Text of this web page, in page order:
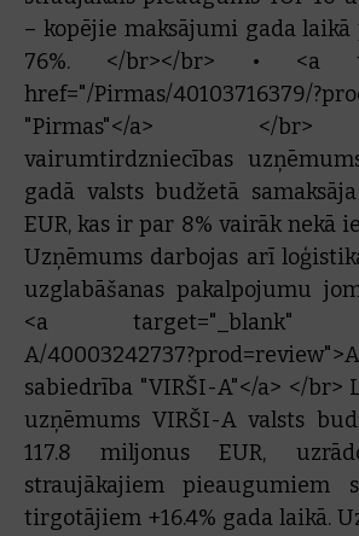
– kopējie maksājumi gada
76%. </br></br> • <a
href="/Pirmas/40103716379/
"Pirmas"</a> </br>
vairumtirdzniecības
gadā valsts budžetā
EUR, kas ir par 8% vairāk nekā
Uzņēmums darbojas arī
uzglabāšanas pakalpojumu
<a target="_blank"
A/
sabiedrība "VIRŠI-A"</a> </br>
uzņēmums VIRŠI-A valsts
117.8 miljonus EUR,
straujākajiem pieaugumiem
tirgotājiem +16.4% gada laikā.